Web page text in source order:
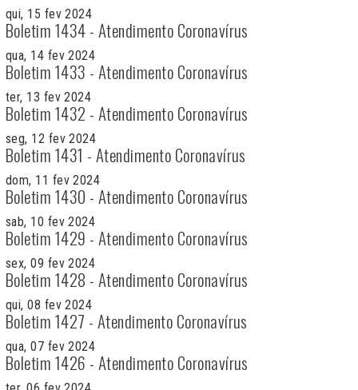
qui, 15 fev 2024
Boletim 1434 - Atendimento Coronavírus
qua, 14 fev 2024
Boletim 1433 - Atendimento Coronavírus
ter, 13 fev 2024
Boletim 1432 - Atendimento Coronavírus
seg, 12 fev 2024
Boletim 1431 - Atendimento Coronavírus
dom, 11 fev 2024
Boletim 1430 - Atendimento Coronavírus
sab, 10 fev 2024
Boletim 1429 - Atendimento Coronavírus
sex, 09 fev 2024
Boletim 1428 - Atendimento Coronavírus
qui, 08 fev 2024
Boletim 1427 - Atendimento Coronavírus
qua, 07 fev 2024
Boletim 1426 - Atendimento Coronavírus